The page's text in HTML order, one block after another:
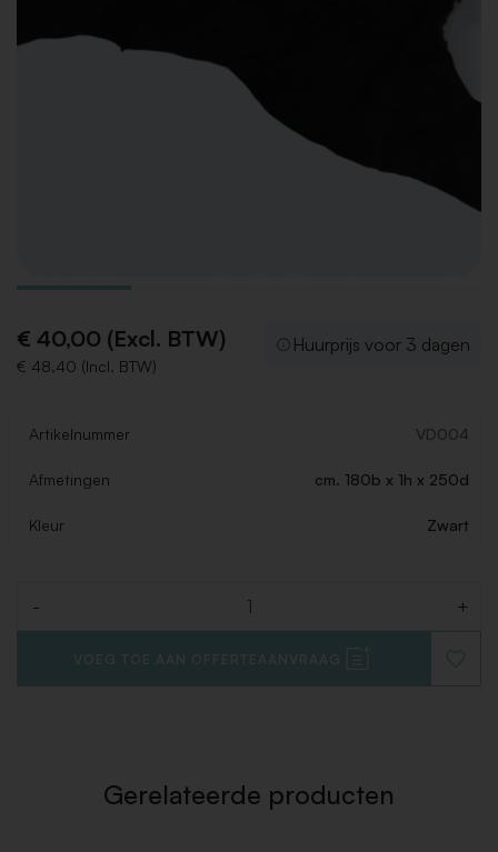
€ 40,00 (Excl. BTW)
€ 48,40 (Incl. BTW)
Huurprijs voor 3 dagen
Artikelnummer VD004
Afmetingen cm. 180b x 1h x 250d
Kleur Zwart
- +
VOEG TOE AAN OFFERTEAANVRAAG
TOE
Gerelateerde producten